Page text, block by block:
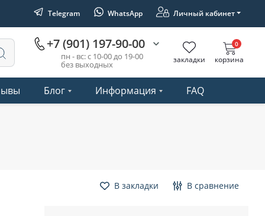
Telegram WhatsApp Личный кабинет
+7 (901) 197-90-00
пн - вс: с 10-00 до 19-00
без выходных закладки корзина
0
Блог Информация FAQ
В закладки В сравнение